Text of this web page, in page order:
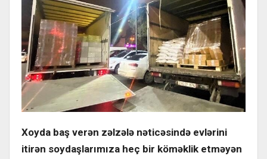
Xoyda baş verən zəlzələ nəticəsində evlərini
itirən soydaşlarımıza heç bir köməklik etməyən